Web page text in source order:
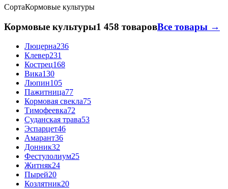
СортаКормовые культуры
Кормовые культуры1 458 товаровВсе товары →
Люцерна236
Клевер231
Кострец168
Вика130
Люпин105
Пажитница77
Кормовая свекла75
Тимофеевка72
Суданская трава53
Эспарцет46
Амарант36
Донник32
Фестулолиум25
Житняк24
Пырей20
Козлятник20